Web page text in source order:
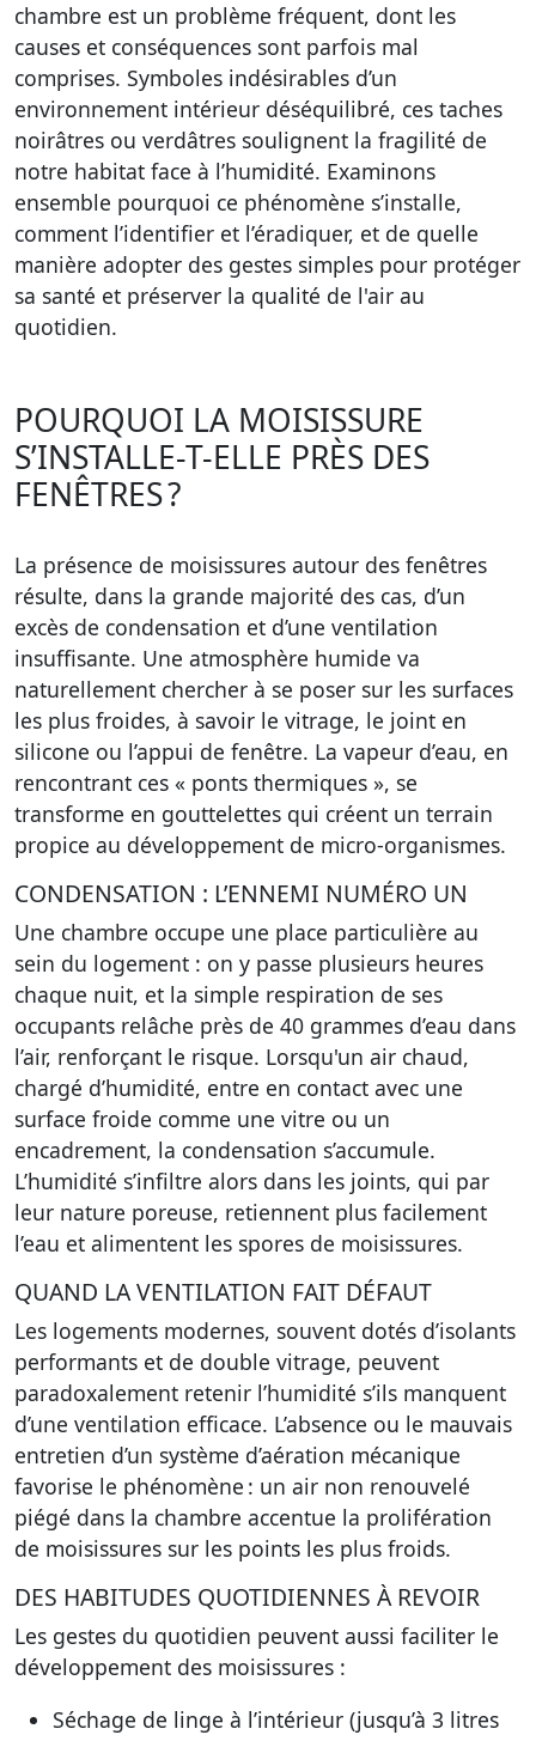
chambre est un problème fréquent, dont les
causes et conséquences sont parfois mal
comprises. Symboles indésirables d’un
environnement intérieur déséquilibré, ces taches
noirâtres ou verdâtres soulignent la fragilité de
notre habitat face à l’humidité. Examinons
ensemble pourquoi ce phénomène s’installe,
comment l’identifier et l’éradiquer, et de quelle
manière adopter des gestes simples pour protéger
sa santé et préserver la qualité de l'air au
quotidien.
POURQUOI LA MOISISSURE
S’INSTALLE-T-ELLE PRÈS DES
FENÊTRES ?
La présence de moisissures autour des fenêtres
résulte, dans la grande majorité des cas, d’un
excès de condensation et d’une ventilation
insuffisante. Une atmosphère humide va
naturellement chercher à se poser sur les surfaces
les plus froides, à savoir le vitrage, le joint en
silicone ou l’appui de fenêtre. La vapeur d’eau, en
rencontrant ces « ponts thermiques », se
transforme en gouttelettes qui créent un terrain
propice au développement de micro-organismes.
CONDENSATION : L’ENNEMI NUMÉRO UN
Une chambre occupe une place particulière au
sein du logement : on y passe plusieurs heures
chaque nuit, et la simple respiration de ses
occupants relâche près de 40 grammes d’eau dans
l’air, renforçant le risque. Lorsqu'un air chaud,
chargé d’humidité, entre en contact avec une
surface froide comme une vitre ou un
encadrement, la condensation s’accumule.
L’humidité s’infiltre alors dans les joints, qui par
leur nature poreuse, retiennent plus facilement
l’eau et alimentent les spores de moisissures.
QUAND LA VENTILATION FAIT DÉFAUT
Les logements modernes, souvent dotés d’isolants
performants et de double vitrage, peuvent
paradoxalement retenir l’humidité s’ils manquent
d’une ventilation efficace. L’absence ou le mauvais
entretien d’un système d’aération mécanique
favorise le phénomène : un air non renouvelé
piégé dans la chambre accentue la prolifération
de moisissures sur les points les plus froids.
DES HABITUDES QUOTIDIENNES À REVOIR
Les gestes du quotidien peuvent aussi faciliter le
développement des moisissures :
Séchage de linge à l’intérieur (jusqu’à 3 litres